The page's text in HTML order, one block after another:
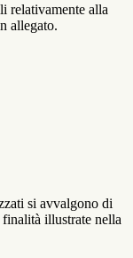
relativamente alla
allegato.
si avvalgono di
illustrate nella